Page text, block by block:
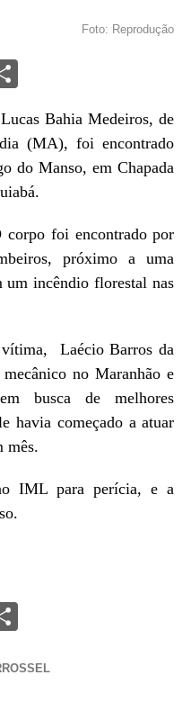
Foto: Reprodução
Share
Bahia Medeiros, de
(MA), foi encontrado
do Manso, em Chapada
foi encontrado por
próximo a uma
um incêndio florestal nas
Laécio Barros da
no Maranhão e
busca de melhores
havia começado a atuar
mês.
IML para perícia, e a
Share